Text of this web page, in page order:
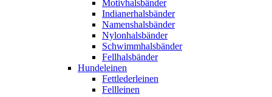
Motivhalsbänder
Indianerhalsbänder
Namenshalsbänder
Nylonhalsbänder
Schwimmhalsbänder
Fellhalsbänder
Hundeleinen
Fettlederleinen
Fellleinen